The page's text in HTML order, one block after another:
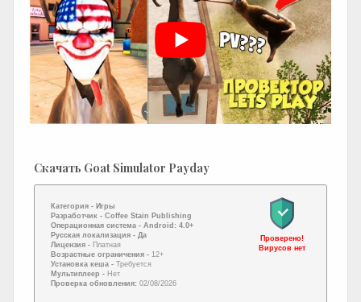
Скачать Goat Simulator Payday
Категория - Игры
Разработчик - Coffee Stain Publishing
Операционная система - Android: 4.0+
Русская локализация - Да
Лицензия - Платная
Возрастные ограничения - 12+
Установка кеша - Требуется
Мультиплеер - Нет
Проверка обновления: 02/08/2026
Проверено!
Вирусов нет